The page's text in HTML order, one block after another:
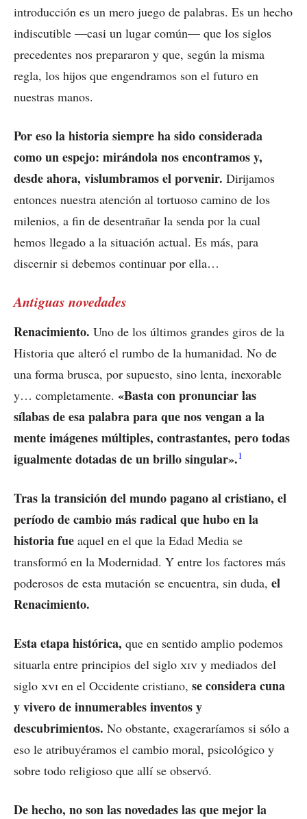
introducción es un mero juego de palabras. Es un hecho
indiscutible —casi un lugar común— que los siglos
precedentes nos prepararon y que, según la misma
regla, los hijos que engendramos son el futuro en
nuestras manos.
Por eso la historia siempre ha sido considerada
como un espejo: mirándola nos encontramos y,
desde ahora, vislumbramos el porvenir. Dirijamos
entonces nuestra atención al tortuoso camino de los
milenios, a fin de desentrañar la senda por la cual
hemos llegado a la situación actual. Es más, para
discernir si debemos continuar por ella…
Antiguas novedades
Renacimiento. Uno de los últimos grandes giros de la
Historia que alteró el rumbo de la humanidad. No de
una forma brusca, por supuesto, sino lenta, inexorable
y… completamente. «Basta con pronunciar las
sílabas de esa palabra para que nos vengan a la
mente imágenes múltiples, contrastantes, pero todas
igualmente dotadas de un brillo singular».1
Tras la transición del mundo pagano al cristiano, el
período de cambio más radical que hubo en la
historia fue aquel en el que la Edad Media se
transformó en la Modernidad. Y entre los factores más
poderosos de esta mutación se encuentra, sin duda, el
Renacimiento.
Esta etapa histórica, que en sentido amplio podemos
situarla entre principios del siglo xiv y mediados del
siglo xvi en el Occidente cristiano, se considera cuna
y vivero de innumerables inventos y
descubrimientos. No obstante, exageraríamos si sólo a
eso le atribuyéramos el cambio moral, psicológico y
sobre todo religioso que allí se observó.
De hecho, no son las novedades las que mejor la